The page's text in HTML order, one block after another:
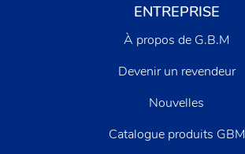
ENTREPRISE
À propos de G.B.M
Devenir un revendeur
Nouvelles
Catalogue produits GBM